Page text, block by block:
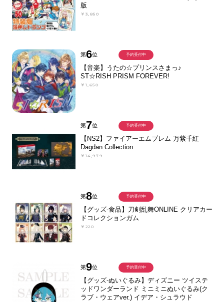
版
￥3,850
第6位
【音楽】うたの☆プリンスさまっ♪
ST☆RISH PRISM FOREVER!
￥1,650
予約受付中
第7位
【NS2】ファイアーエムブレム 万紫千紅
Dagdan Collection
￥14,979
予約受付中
第8位
【グッズ-食品】刀剣乱舞ONLINE クリアカー
ドコレクションガム
￥220
予約受付中
第9位
【グッズ-ぬいぐるみ】ディズニー ツイステ
ッドワンダーランド ミニミニぬいぐるみ(ク
ラブ・ウェアver.) イデア・シュラウド
予約受付中